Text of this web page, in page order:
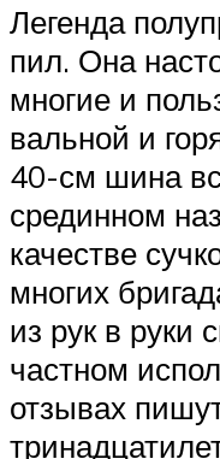
Легенда
пил. Она
многие и
вальной и
40-см шина
срединном
качестве
многих
из рук в руки
частном
отзывах